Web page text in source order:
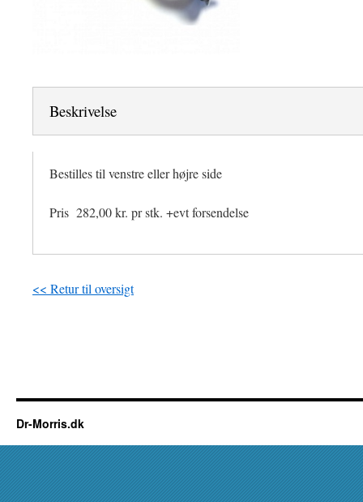
Beskrivelse
Bestilles til venstre eller højre side
Pris 282,00 kr. pr stk. +evt forsendelse
<< Retur til oversigt
Dr-Morris.dk